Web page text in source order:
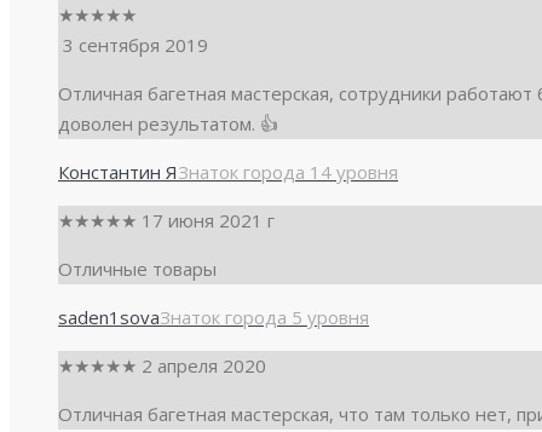
★★★★★
3 сентября 2019
Отличная багетная мастерская, сотрудники
доволен результатом. 👍
Константин ЯЗнаток города 14 уровня
★★★★★ 17 июня 2021 г
Отличные товары
saden1sovaЗнаток города 5 уровня
★★★★★ 2 апреля 2020
Отличная багетная мастерская, что там только нет,